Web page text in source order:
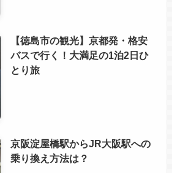
【徳島市の観光】京都発・格安
バスで行く！大満足の1泊2日ひ
とり旅
京阪淀屋橋駅からJR大阪駅への
乗り換え方法は？